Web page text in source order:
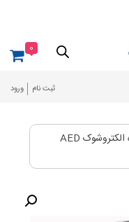
ثبت نام ورود
0
/ دستگاه الکتروشوک AED